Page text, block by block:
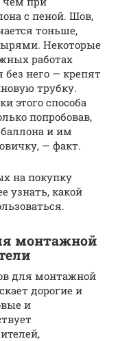
с пеной. Шов,
тоньше,
Некоторые
работах
без него — крепят
трубку.
этого способа
попробовав,
баллона и им
— факт.
на покупку
узнать, какой
монтажной
для монтажной
дорогие и
и